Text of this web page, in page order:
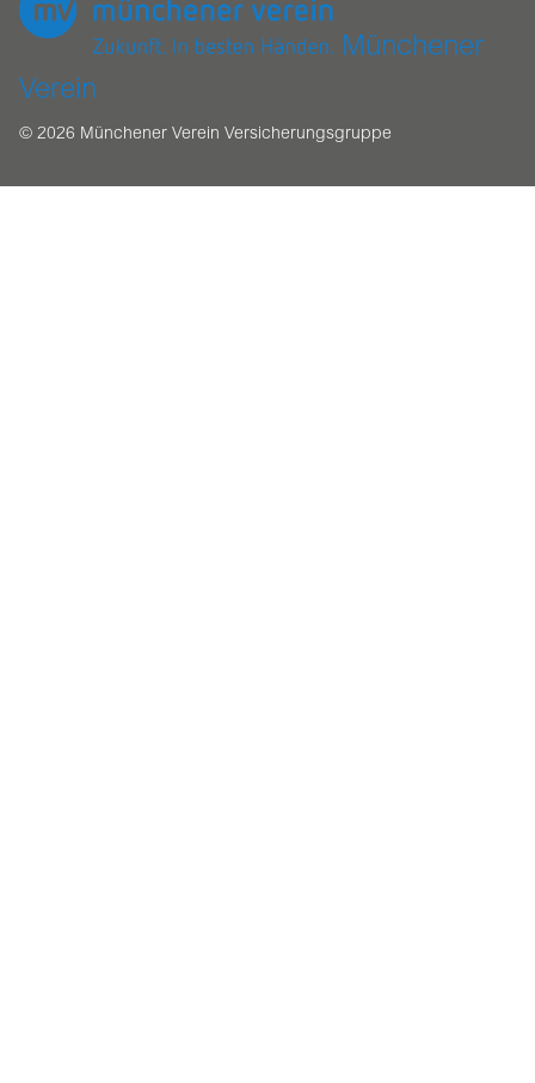
Münchener
Verein
© 2026 Münchener Verein Versicherungsgruppe